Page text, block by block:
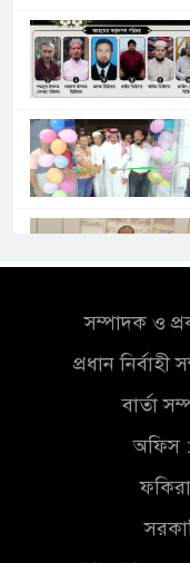
সম্পাদক ও
প্রধান
বার্তা
অফিস